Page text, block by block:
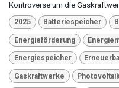
Kontroverse um die
2025 Batteriespeicher
Energieförderung
Energiespeicher
Gaskraftwerke